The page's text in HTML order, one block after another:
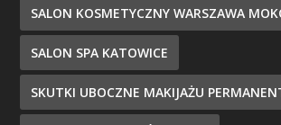
SALON KOSMETYCZNY WARSZAWA
SALON SPA KATOWICE
SKUTKI UBOCZNE MAKIJAŻU